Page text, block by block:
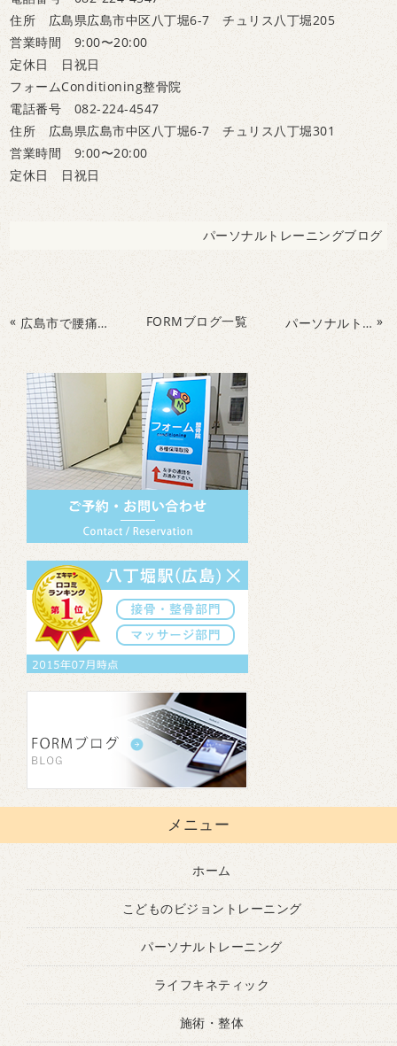
住所 広島県広島市中区八丁堀6-7 チュリス八丁堀205
営業時間 9:00〜20:00
定休日 日祝日
フォームConditioning整骨院
電話番号 082-224-4547
住所 広島県広島市中区八丁堀6-7 チュリス八丁堀301
営業時間 9:00〜20:00
定休日 日祝日
パーソナルトレーニングブログ
« 広島市で腰痛を根本改善目指しませんか？ FORMブログ一覧 パーソナルトレーニングってなに »
メニュー
ホーム
こどものビジョントレーニング
パーソナルトレーニング
ライフキネティック
施術・整体